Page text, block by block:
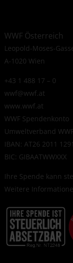
WWF Österreich
Leopold-Moses-
A-1020 Wien
+43 1 488 17 – 0
wwf@wwf.at
www.wwf.at
WWF Spendenkonto
Umweltverband
IBAN: AT26 2011
BIC: GIBAATWWXXX
Ihre Spende kann
Weitere